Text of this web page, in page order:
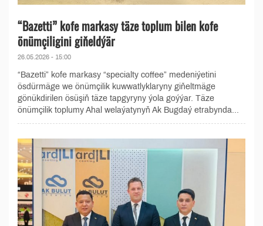
“Bazetti” kofe markasy täze toplum bilen kofe
önümçiligini giňeldýär
26.05.2026 - 15:00
“Bazetti” kofe markasy “specialty coffee” medeniýetini
ösdürmäge we önümçilik kuwwatlyklaryny giňeltmäge
gönükdirilen ösüşiň täze tapgyryny ýola goýýar. Täze
önümçilik toplumy Ahal welaýatynyň Ak Bugdaý etrabynda...